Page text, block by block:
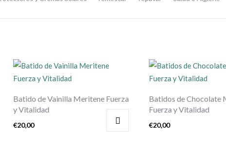
Batido de Vainilla Meritene Fuerza
y Vitalidad
€20,00
Batidos de Chocolate
Fuerza y Vitalidad
€20,00